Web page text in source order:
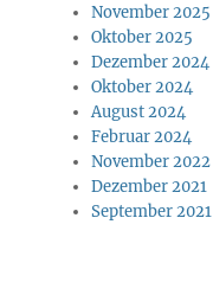
November 2025
Oktober 2025
Dezember 2024
Oktober 2024
August 2024
Februar 2024
November 2022
Dezember 2021
September 2021